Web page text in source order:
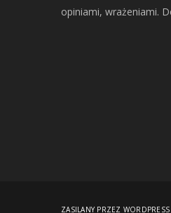
opiniami, wrażeniami.
ZASILANY PRZEZ WORDPRESS